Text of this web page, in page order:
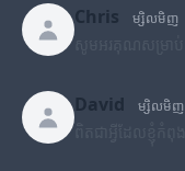
Chris ម្សិលមិញ
David ម្សិលមិញ